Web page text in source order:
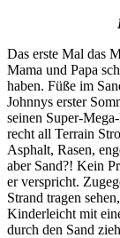
Das erste Mal das
Mama und Papa
haben. Füße im
Johnnys erster
seinen Super-
recht all Terrain
Asphalt, Rasen,
aber Sand?! Kein
er verspricht.
Strand tragen
Kinderleicht mit
durch den Sand